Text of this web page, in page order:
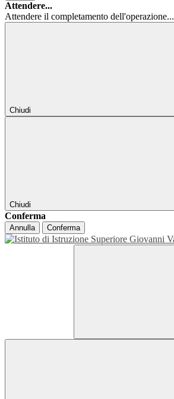
Attendere...
Attendere il completamento dell'operazione...
Chiudi
Chiudi
Conferma
Annulla Conferma